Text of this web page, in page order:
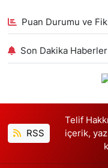
Puan Durumu ve
Son Dakika
RSS
Telif
içerik,